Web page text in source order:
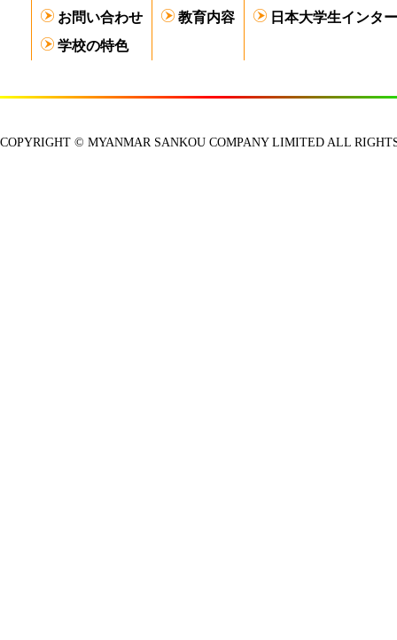
お問い合わせ
学校の特色
教育内容
日本大学生インタ
COPYRIGHT © MYANMAR SANKOU COMPANY LIMITED ALL